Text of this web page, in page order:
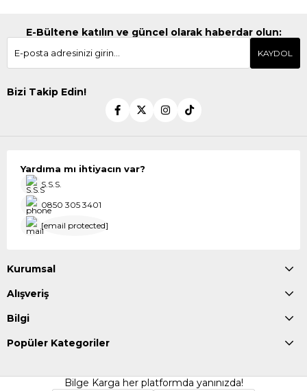
E-Bültene katılın ve güncel olarak haberdar olun:
KAYDOL
Bizi Takip Edin!
Yardıma mı ihtiyacın var?
S.S.S.
0850 305 3401
[email protected]
Kurumsal
Alışveriş
Bilgi
Popüler Kategoriler
Bilge Karga her platformda yanınızda!